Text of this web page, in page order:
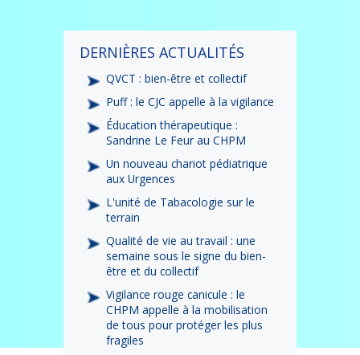
DERNIÈRES ACTUALITÉS
QVCT : bien-être et collectif
Puff : le CJC appelle à la vigilance
Éducation thérapeutique :
Sandrine Le Feur au CHPM
Un nouveau chariot pédiatrique
aux Urgences
L'unité de Tabacologie sur le
terrain
Qualité de vie au travail : une
semaine sous le signe du bien-
être et du collectif
Vigilance rouge canicule : le
CHPM appelle à la mobilisation
de tous pour protéger les plus
fragiles